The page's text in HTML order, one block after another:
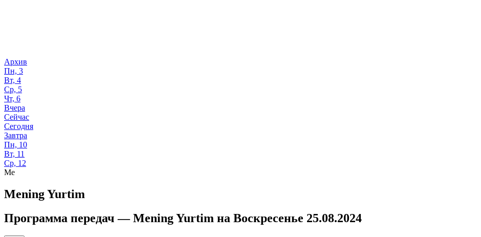
Архив
Пн, 3
Вт, 4
Ср, 5
Чт, 6
Вчера
Сейчас
Сегодня
Завтра
Пн, 10
Вт, 11
Ср, 12
Me
Mening Yurtim
Программа передач —Mening Yurtim на Воскресенье 25.08.2024